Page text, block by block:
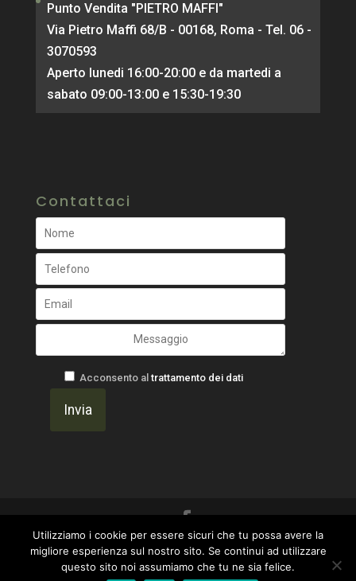
Punto Vendita "PIETRO MAFFI"
Via Pietro Maffi 68/B - 00168, Roma - Tel. 06 -
3070593
Aperto lunedi 16:00-20:00 e da martedi a
sabato 09:00-13:00 e 15:30-19:30
Contattaci
Acconsento al trattamento dei dati
Un progetto di Gavilab Web Agency ~ I Marinai
del Web|Privacy Policy-OtticaFava -
Utilizziamo i cookie per essere sicuri che tu possa avere la
migliore esperienza sul nostro sito. Se continui ad utilizzare
questo sito noi assumiamo che tu ne sia felice.